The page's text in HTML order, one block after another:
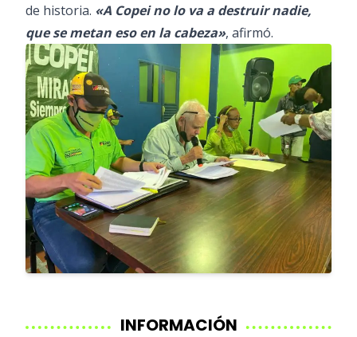
de historia. «A Copei no lo va a destruir nadie,
que se metan eso en la cabeza», afirmó.
INFORMACIÓN